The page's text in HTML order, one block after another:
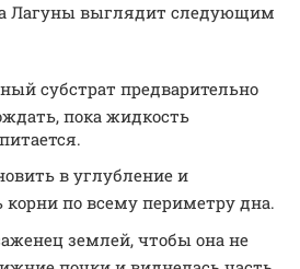
Лагуны выглядит следующим
субстрат предварительно
пока жидкость
в углубление и
корни по всему периметру дна.
землей, чтобы она не